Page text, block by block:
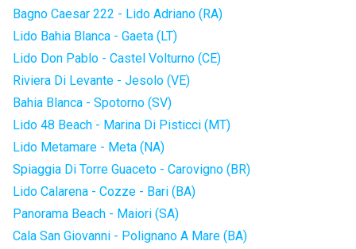
Bagno Caesar 222 - Lido Adriano (RA)
Lido Bahia Blanca - Gaeta (LT)
Lido Don Pablo - Castel Volturno (CE)
Riviera Di Levante - Jesolo (VE)
Bahia Blanca - Spotorno (SV)
Lido 48 Beach - Marina Di Pisticci (MT)
Lido Metamare - Meta (NA)
Spiaggia Di Torre Guaceto - Carovigno (BR)
Lido Calarena - Cozze - Bari (BA)
Panorama Beach - Maiori (SA)
Cala San Giovanni - Polignano A Mare (BA)